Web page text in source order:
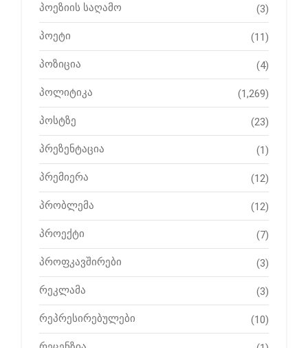
პოეზიის საღამო (3)
პოეტი (11)
პოზიცია (4)
პოლიტიკა (1,269)
პოსტზე (23)
პრეზენტაცია (1)
პრემიერა (12)
პრობლემა (12)
პროექტი (7)
პროფკავშირები (3)
რეკლამა (3)
რეპრესირებულები (10)